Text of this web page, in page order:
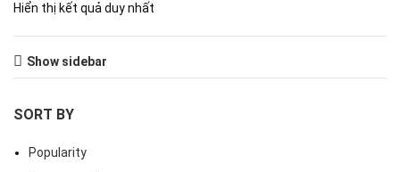
Hiển thị kết quả duy nhất
Show sidebar
SORT BY
Popularity